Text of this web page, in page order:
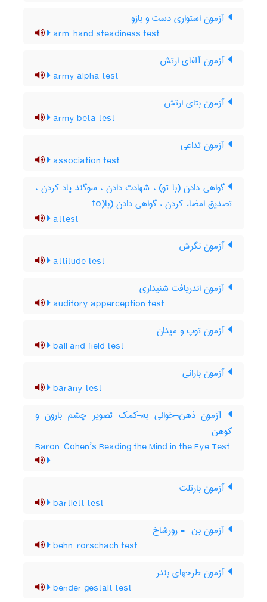
آزمون استواری دست و بازو
arm-hand steadiness test
آزمون آلفای ارتش
army alpha test
آزمون بتای ارتش
army beta test
آزمون تداعی
association test
گواهی دادن (با تو) ، شهادت دادن ، سوگند یاد کردن ،
تصدیق امضاء کردن ، گواهی دادن (با(to
attest
آزمون نگرش
attitude test
آزمون اندریافت شنیداری
auditory apperception test
آزمون توپ و میدان
ball and field test
آزمون بارانی
barany test
آزمون ذهن¬خوانی به¬کمک تصویر چشم بارون و
کوهن
Baron-Cohen’s Reading the Mind in the Eye Test
آزمون بارتلت
bartlett test
آزمون بن ‎ - رورشاخ
behn-rorschach test
آزمون طرحهای بندر
bender gestalt test